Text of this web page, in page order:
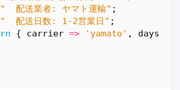
"  配送業者: ヤマト運輸" ;
"  配送日数: 1-2営業日" ;
{ carrier => 'yamato' , days